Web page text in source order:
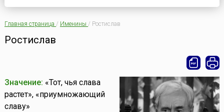
Главная страница / Именины / Ростислав
Ростислав
Значение: «Тот, чья слава
растет», «приумножающий
славу»